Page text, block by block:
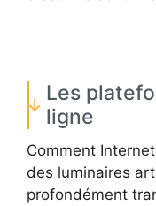
Les
ligne
Comment
des luminaires
profondément